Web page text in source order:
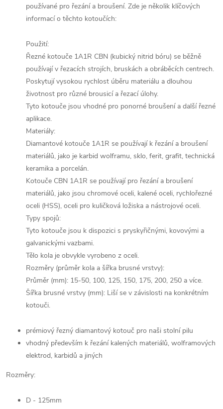
používané pro řezání a broušení. Zde je několik klíčových
informací o těchto kotoučích:
Použití:
Řezné kotouče 1A1R CBN (kubický nitrid bóru) se běžně
používají v řezacích strojích, bruskách a obráběcích centrech.
Poskytují vysokou rychlost úběru materiálu a dlouhou
životnost pro různé brousicí a řezací úlohy.
Tyto kotouče jsou vhodné pro ponorné broušení a další řezné
aplikace.
Materiály:
Diamantové kotouče 1A1R se používají k řezání a broušení
materiálů, jako je karbid wolframu, sklo, ferit, grafit, technická
keramika a porcelán.
Kotouče CBN 1A1R se používají pro řezání a broušení
materiálů, jako jsou chromové oceli, kalené oceli, rychlořezné
oceli (HSS), oceli pro kuličková ložiska a nástrojové oceli.
Typy spojů:
Tyto kotouče jsou k dispozici s pryskyřičnými, kovovými a
galvanickými vazbami.
Tělo kola je obvykle vyrobeno z oceli.
Rozměry (průměr kola a šířka brusné vrstvy):
Průměr (mm): 15-50, 100, 125, 150, 175, 200, 250 a více.
Šířka brusné vrstvy (mm): Liší se v závislosti na konkrétním
kotouči.
prémiový řezný diamantový kotouč pro naši stolní pilu
vhodný především k řezání kalených materiálů, wolframových
elektrod, karbidů a jiných
Rozměry:
D - 125mm